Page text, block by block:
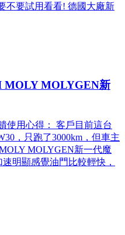
不要試用看看! 德國大廠新
MOLY MOLYGEN新
使用心得： 客戶目前這台
，只跑了3000km，但車主
MOLYGEN新一代魔
明顯感覺油門比較輕快，